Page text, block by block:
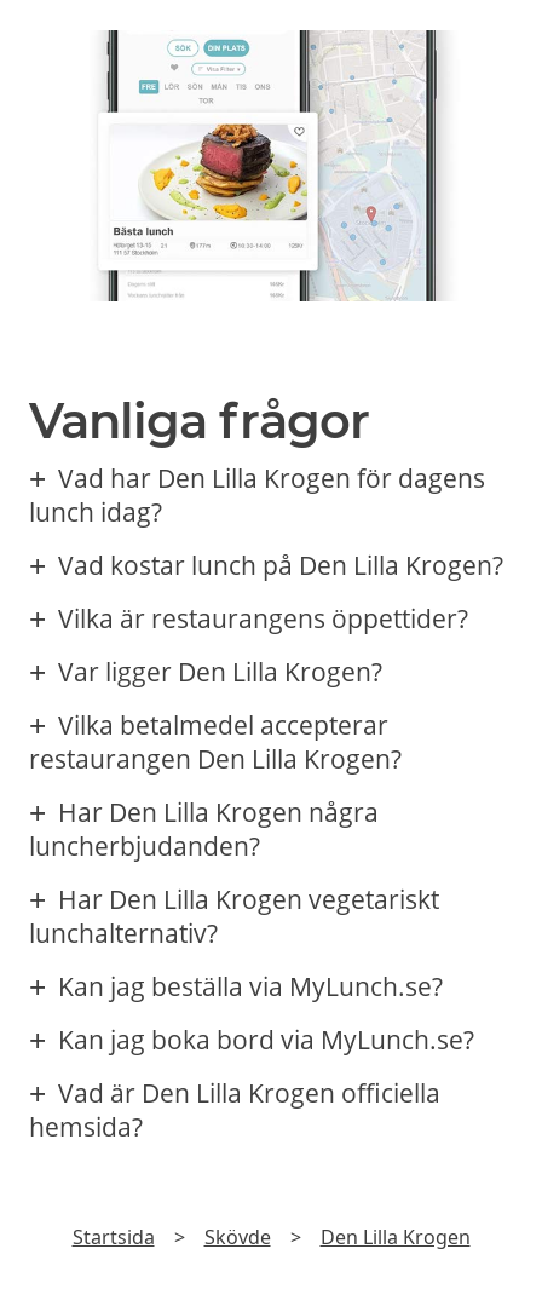
Vanliga frågor
Vad har Den Lilla Krogen för dagens
lunch idag?
Vad kostar lunch på Den Lilla Krogen?
Vilka är restaurangens öppettider?
Var ligger Den Lilla Krogen?
Vilka betalmedel accepterar
restaurangen Den Lilla Krogen?
Har Den Lilla Krogen några
luncherbjudanden?
Har Den Lilla Krogen vegetariskt
lunchalternativ?
Kan jag beställa via MyLunch.se?
Kan jag boka bord via MyLunch.se?
Vad är Den Lilla Krogen officiella
hemsida?
Startsida > Skövde > Den Lilla Krogen